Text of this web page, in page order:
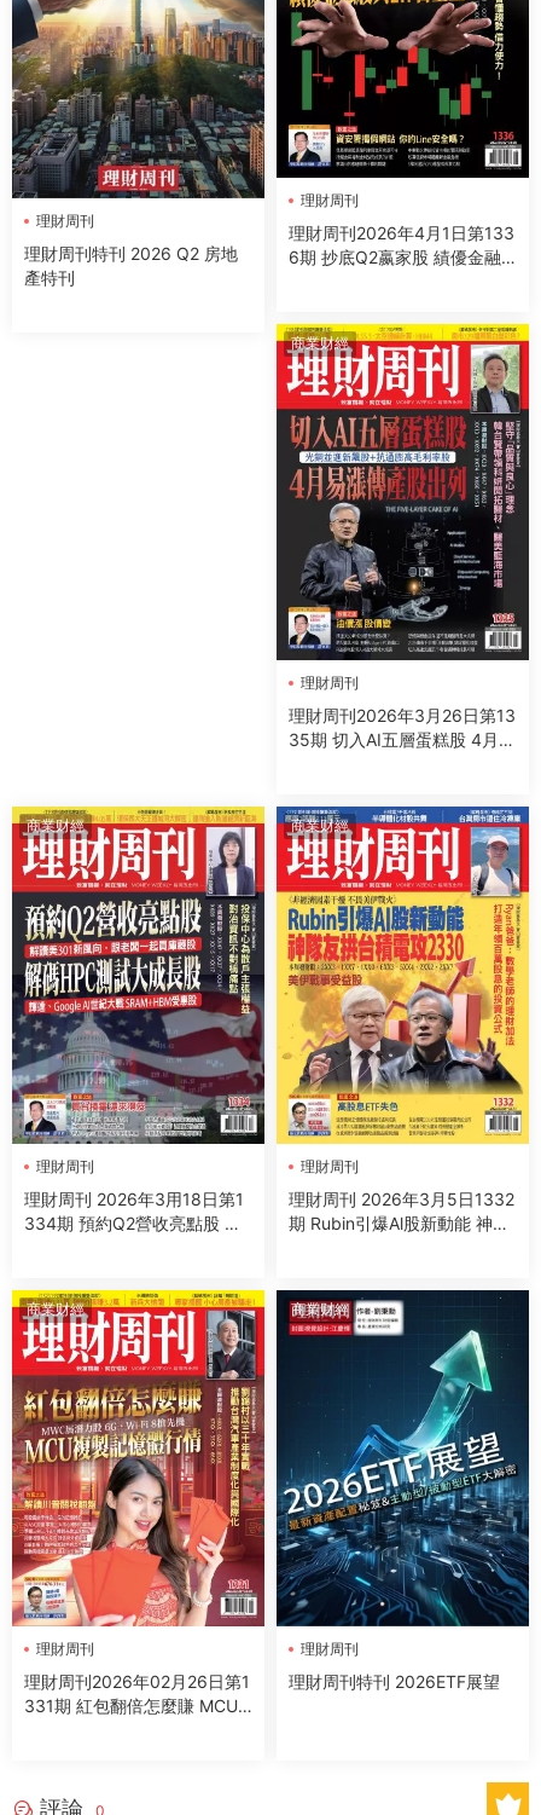
理財周刊
理財周刊特刊 2026 Q2 房地
產特刊
理財周刊
理財周刊2026年4月1日第133
6期 抄底Q2嬴家股 績優金融
商業财經
理財周刊
理財周刊2026年3月26日第13
35期 切入AI五層蛋糕股 4月易
商業财經
理財周刊
理財周刊 2026年3用18日第1
334期 預約Q2營收亮點股 解
商業财經
理財周刊
理財周刊 2026年3月5日1332
期 Rubin引爆Al股新動能 神隊
商業财經
理財周刊
理財周刊2026年02月26日第1
331期 紅包翻倍怎麼賺 MCU
商業财經
理財周刊
理財周刊特刊 2026ETF展望
評論 0